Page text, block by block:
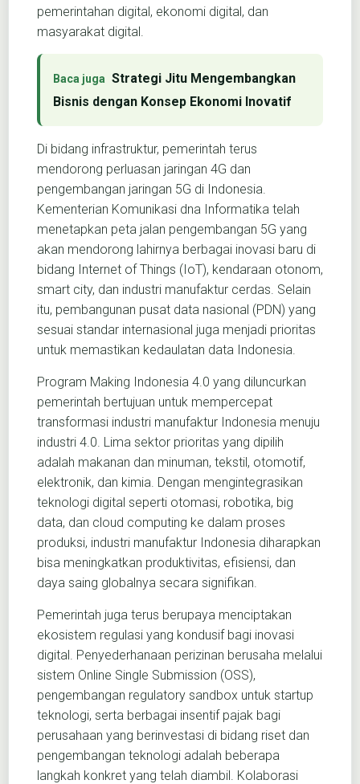
pemerintahan digital, ekonomi digital, dan
masyarakat digital.
Strategi Jitu Mengembangkan
Bisnis dengan Konsep Ekonomi Inovatif
Di bidang infrastruktur, pemerintah terus
mendorong perluasan jaringan 4G dan
pengembangan jaringan 5G di Indonesia.
Kementerian Komunikasi dna Informatika telah
menetapkan peta jalan pengembangan 5G yang
akan mendorong lahirnya berbagai inovasi baru di
bidang Internet of Things (IoT), kendaraan otonom,
smart city, dan industri manufaktur cerdas. Selain
itu, pembangunan pusat data nasional (PDN) yang
sesuai standar internasional juga menjadi prioritas
untuk memastikan kedaulatan data Indonesia.
Program Making Indonesia 4.0 yang diluncurkan
pemerintah bertujuan untuk mempercepat
transformasi industri manufaktur Indonesia menuju
industri 4.0. Lima sektor prioritas yang dipilih
adalah makanan dan minuman, tekstil, otomotif,
elektronik, dan kimia. Dengan mengintegrasikan
teknologi digital seperti otomasi, robotika, big
data, dan cloud computing ke dalam proses
produksi, industri manufaktur Indonesia diharapkan
bisa meningkatkan produktivitas, efisiensi, dan
daya saing globalnya secara signifikan.
Pemerintah juga terus berupaya menciptakan
ekosistem regulasi yang kondusif bagi inovasi
digital. Penyederhanaan perizinan berusaha melalui
sistem Online Single Submission (OSS),
pengembangan regulatory sandbox untuk startup
teknologi, serta berbagai insentif pajak bagi
perusahaan yang berinvestasi di bidang riset dan
pengembangan teknologi adalah beberapa
langkah konkret yang telah diambil. Kolaborasi